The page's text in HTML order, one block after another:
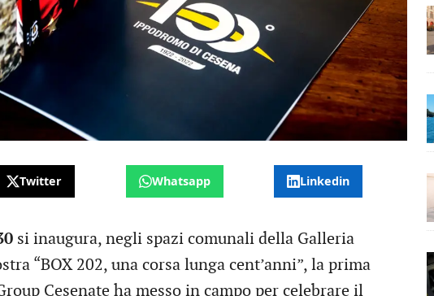
Twitter Whatsapp Linkedin
si inaugura, negli spazi comunali della Galleria
“BOX 202, una corsa lunga cent’anni”, la prima
Cesenate ha messo in campo per celebrare il